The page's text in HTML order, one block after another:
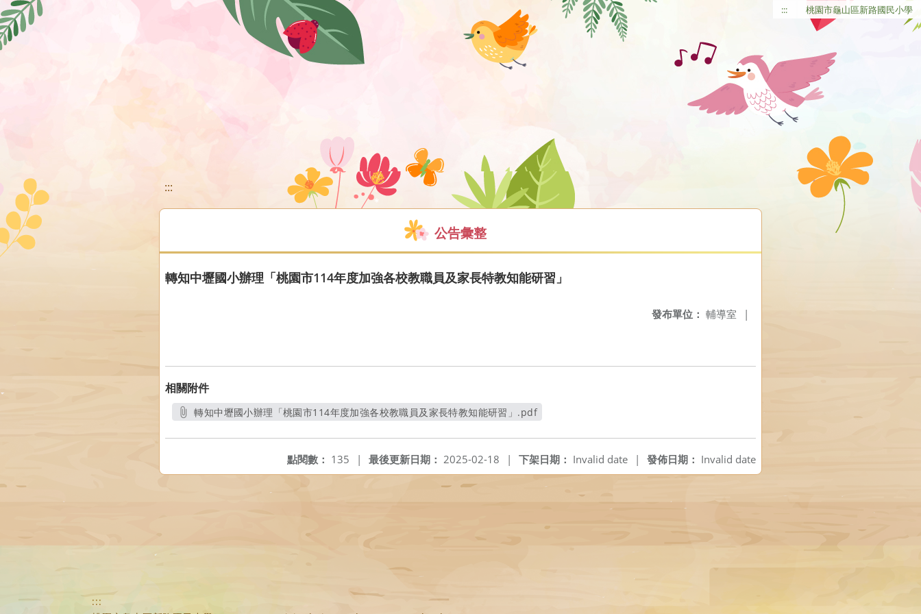
移至網頁之主要內容區位置 ::: 桃園市龜山區新路國民小學
:::
公告彙整
轉知中壢國小辦理「桃園市114年度加強各校教職員及家長特教知能研習」
發布單位： 輔導室 |
相關附件
轉知中壢國小辦理「桃園市114年度加強各校教職員及家長特教知能研習」.pdf
發佈日期： Invalid date
下架日期： Invalid date |
最後更新日期： 2025-02-18 |
點閱數： 135 |
:::